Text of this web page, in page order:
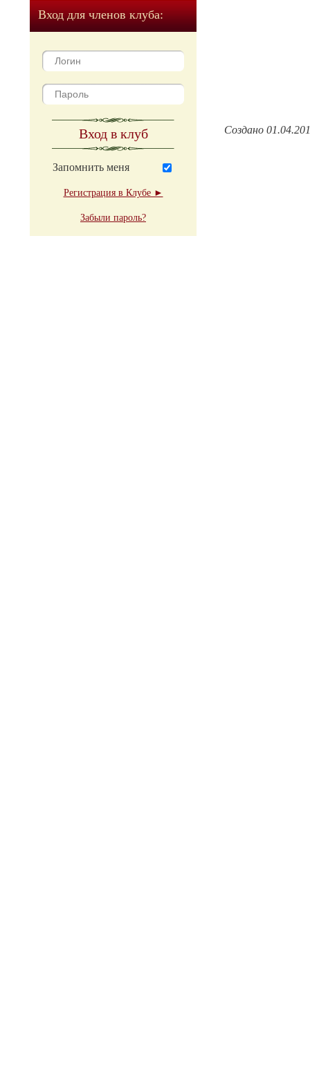
Вход для членов клуба:
Вход в клуб
Запомнить меня
Регистрация в Клубе ►
Забыли пароль?
Создано